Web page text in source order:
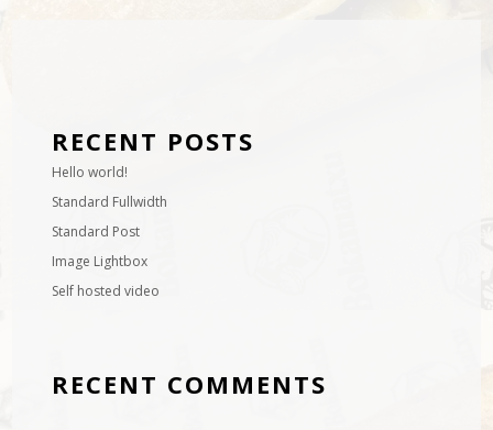
RECENT POSTS
Hello world!
Standard Fullwidth
Standard Post
Image Lightbox
Self hosted video
RECENT COMMENTS